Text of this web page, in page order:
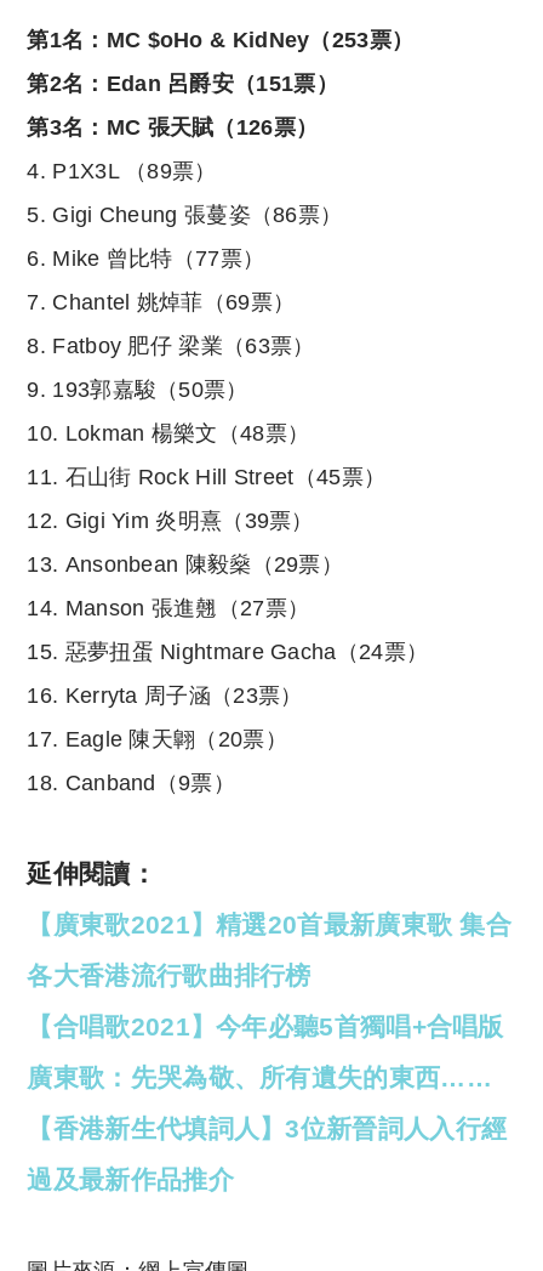
第1名：MC $oHo & KidNey（253票）
第2名：Edan 呂爵安（151票）
第3名：MC 張天賦（126票）
4. P1X3L （89票）
5. Gigi Cheung 張蔓姿（86票）
6. Mike 曾比特（77票）
7. Chantel 姚焯菲（69票）
8. Fatboy 肥仔 梁業（63票）
9. 193郭嘉駿（50票）
10. Lokman 楊樂文（48票）
11. 石山街 Rock Hill Street（45票）
12. Gigi Yim 炎明熹（39票）
13. Ansonbean 陳毅燊（29票）
14. Manson 張進翹（27票）
15. 惡夢扭蛋 Nightmare Gacha（24票）
16. Kerryta 周子涵（23票）
17. Eagle 陳天翺（20票）
18. Canband（9票）
延伸閱讀：
【廣東歌2021】精選20首最新廣東歌 集合
各大香港流行歌曲排行榜
【合唱歌2021】今年必聽5首獨唱+合唱版
廣東歌：先哭為敬、所有遺失的東西……
【香港新生代填詞人】3位新晉詞人入行經
過及最新作品推介